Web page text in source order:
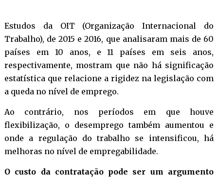
Estudos da OIT (Organização Internacional do
Trabalho), de 2015 e 2016, que analisaram mais de 60
países em 10 anos, e 11 países em seis anos,
respectivamente, mostram que não há significação
estatística que relacione a rigidez na legislação com
a queda no nível de emprego.
Ao contrário, nos períodos em que houve
flexibilização, o desemprego também aumentou e
onde a regulação do trabalho se intensificou, há
melhoras no nível de empregabilidade.
O custo da contratação pode ser um argumento